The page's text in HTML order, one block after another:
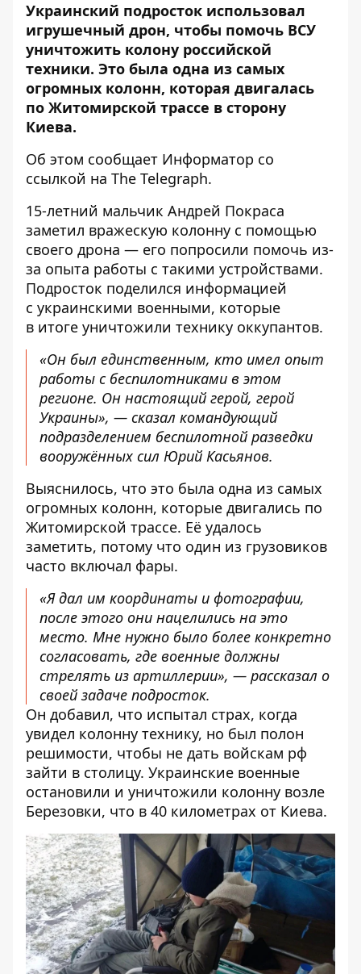
Украинский подросток использовал
игрушечный дрон, чтобы помочь ВСУ
уничтожить колону российской
техники. Это была одна из самых
огромных колонн, которая двигалась
по Житомирской трассе в сторону
Киева.
Об этом сообщает Информатор со
ссылкой на The Telegraph.
15-летний мальчик Андрей Покраса
заметил вражескую колонну с помощью
своего дрона — его попросили помочь из-
за опыта работы с такими устройствами.
Подросток поделился информацией
с украинскими военными, которые
в итоге уничтожили технику оккупантов.
«Он был единственным, кто имел опыт
работы с беспилотниками в этом
регионе. Он настоящий герой, герой
Украины», — сказал командующий
подразделением беспилотной разведки
вооружённых сил Юрий Касьянов.
Выяснилось, что это была одна из самых
огромных колонн, которые двигались по
Житомирской трассе. Её удалось
заметить, потому что один из грузовиков
часто включал фары.
«Я дал им координаты и фотографии,
после этого они нацелились на это
место. Мне нужно было более конкретно
согласовать, где военные должны
стрелять из артиллерии», — рассказал о
своей задаче подросток.
Он добавил, что испытал страх, когда
увидел колонну технику, но был полон
решимости, чтобы не дать войскам рф
зайти в столицу. Украинские военные
остановили и уничтожили колонну возле
Березовки, что в 40 километрах от Киева.